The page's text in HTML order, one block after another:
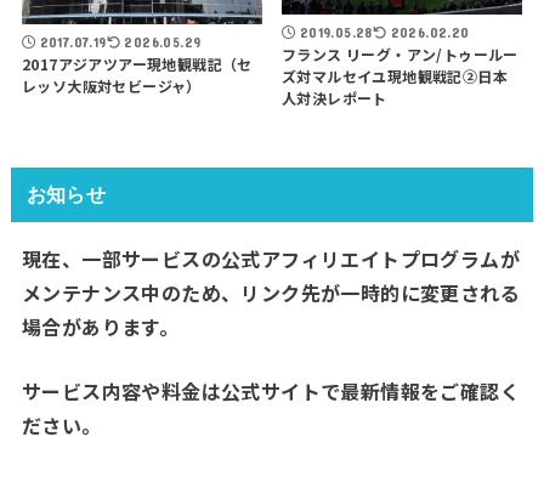
2017.07.19 2026.05.29
2017アジアツアー現地観戦記（セ
レッソ大阪対セビージャ）
2019.05.28 2026.02.20
フランス リーグ・アン/トゥールー
ズ対マルセイユ現地観戦記②日本
人対決レポート
お知らせ
現在、一部サービスの公式アフィリエイトプログラムが
メンテナンス中のため、リンク先が一時的に変更される
場合があります。
サービス内容や料金は公式サイトで最新情報をご確認く
ださい。